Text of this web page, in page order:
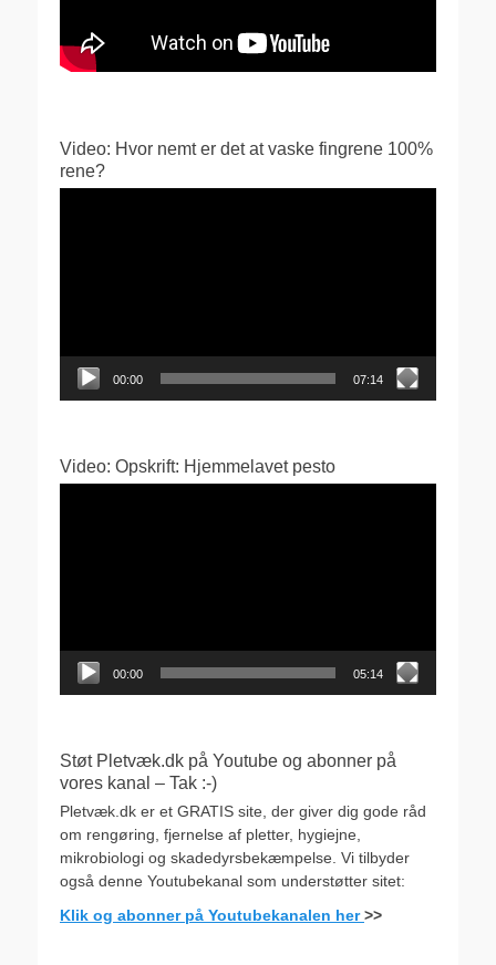
Video: Hvor nemt er det at vaske fingrene 100%
rene?
00:00 07:14
Video: Opskrift: Hjemmelavet pesto
00:00 05:14
Støt Pletvæk.dk på Youtube og abonner på
vores kanal – Tak :-)
Pletvæk.dk er et GRATIS site, der giver dig gode råd
om rengøring, fjernelse af pletter, hygiejne,
mikrobiologi og skadedyrsbekæmpelse. Vi tilbyder
også denne Youtubekanal som understøtter sitet:
Klik og abonner på Youtubekanalen her>>